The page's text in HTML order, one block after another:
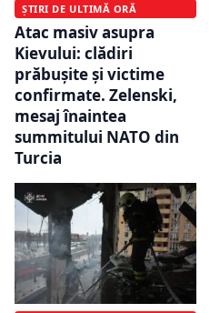
ȘTIRI DE ULTIMĂ ORĂ
Atac masiv asupra
Kievului: clădiri
prăbușite și victime
confirmate. Zelenski,
mesaj înaintea
summitului NATO din
Turcia